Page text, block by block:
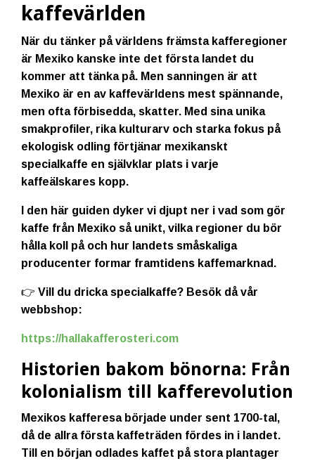
kaffevärlden
När du tänker på världens främsta kafferegioner
är Mexiko kanske inte det första landet du
kommer att tänka på. Men sanningen är att
Mexiko är en av kaffevärldens mest spännande,
men ofta förbisedda, skatter. Med sina unika
smakprofiler, rika kulturarv och starka fokus på
ekologisk odling förtjänar mexikanskt
specialkaffe en självklar plats i varje
kaffeälskares kopp.
I den här guiden dyker vi djupt ner i vad som gör
kaffe från Mexiko så unikt, vilka regioner du bör
hålla koll på och hur landets småskaliga
producenter formar framtidens kaffemarknad.
👉 Vill du dricka specialkaffe? Besök då vår
webbshop:
https://hallakafferosteri.com
Historien bakom bönorna: Från
kolonialism till kafferevolution
Mexikos kafferesa började under sent 1700-tal,
då de allra första kaffeträden fördes in i landet.
Till en början odlades kaffet på stora plantager